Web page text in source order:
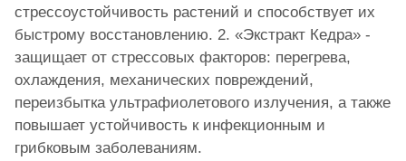
стрессоустойчивость растений и способствует их
быстрому восстановлению. 2. «Экстракт Кедра» -
защищает от стрессовых факторов: перегрева,
охлаждения, механических повреждений,
переизбытка ультрафиолетового излучения, а также
повышает устойчивость к инфекционным и
грибковым заболеваниям.